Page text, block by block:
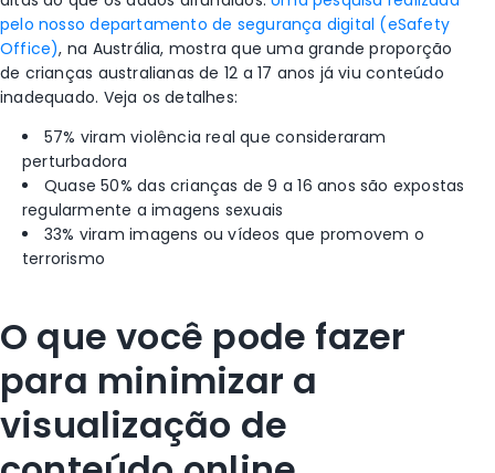
pelo nosso departamento de segurança digital (eSafety
Office), na Austrália, mostra que uma grande proporção
de crianças australianas de 12 a 17 anos já viu conteúdo
inadequado. Veja os detalhes:
57% viram violência real que consideraram
perturbadora
Quase 50% das crianças de 9 a 16 anos são expostas
regularmente a imagens sexuais
33% viram imagens ou vídeos que promovem o
terrorismo
O que você pode fazer
para minimizar a
visualização de